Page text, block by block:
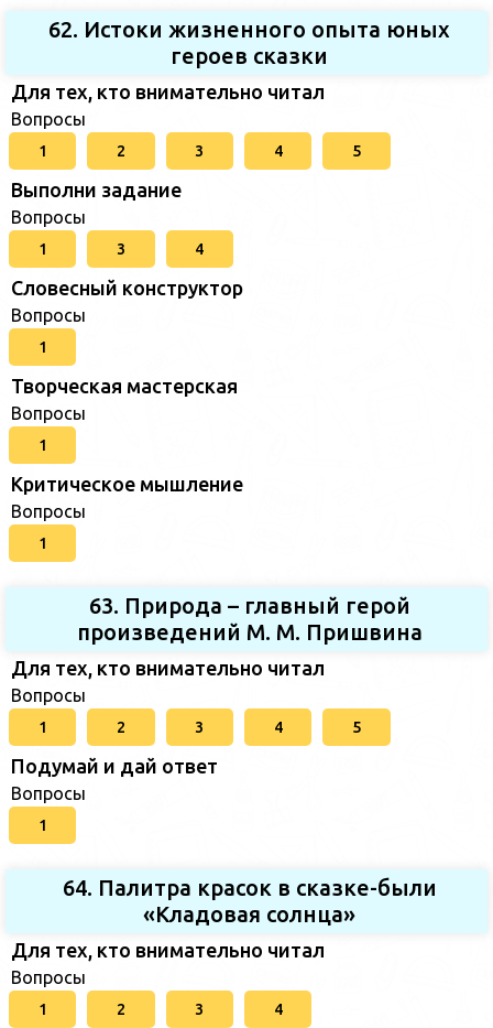
62. Истоки жизненного опыта юных
героев сказки
Для тех, кто внимательно читал
Вопросы
1 2 3 4 5
Выполни задание
Вопросы
1 3 4
Словесный конструктор
Вопросы
1
Творческая мастерская
Вопросы
1
Критическое мышление
Вопросы
1
63. Природа – главный герой
произведений М. М. Пришвина
Для тех, кто внимательно читал
Вопросы
1 2 3 4 5
Подумай и дай ответ
Вопросы
1
64. Палитра красок в сказке-были
«Кладовая солнца»
Для тех, кто внимательно читал
Вопросы
1 2 3 4